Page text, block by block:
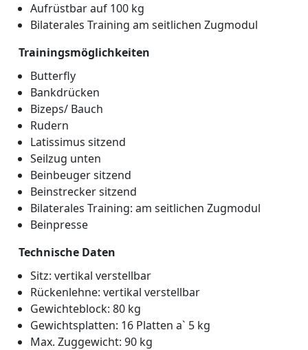
Aufrüstbar auf 100 kg
Bilaterales Training am seitlichen Zugmodul
Trainingsmöglichkeiten
Butterfly
Bankdrücken
Bizeps/ Bauch
Rudern
Latissimus sitzend
Seilzug unten
Beinbeuger sitzend
Beinstrecker sitzend
Bilaterales Training: am seitlichen Zugmodul
Beinpresse
Technische Daten
Sitz: vertikal verstellbar
Rückenlehne: vertikal verstellbar
Gewichteblock: 80 kg
Gewichtsplatten: 16 Platten a` 5 kg
Max. Zuggewicht: 90 kg